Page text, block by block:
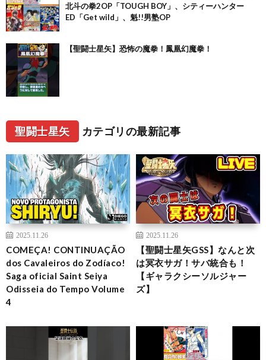
北斗の拳2OP「TOUGH BOY」、シティーハンター
ED「Get wild」、魁!!男塾OP
【聖闘士星矢】恐怖の魔拳！鳳凰幻魔拳！
聖闘士星矢 カテゴリの最新記事
2025.11.26
COMEÇA! CONTINUAÇÃO
dos Cavaleiros do Zodíaco!
Saga oficial Saint Seiya
Odisseia do Tempo Volume
4
2025.11.26
【聖闘士星矢GSS】なんと次
は冥衣サガ！サバ統合も！
【ギャラクシーソルジャー
ズ】